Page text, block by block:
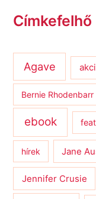
Címkefelhő
Agave
Bernie Rhodenbarr
ebook
hírek Jane
Jennifer Crusie